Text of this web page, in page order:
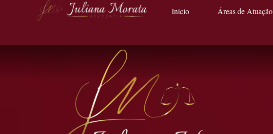
Início Áreas de Atuação